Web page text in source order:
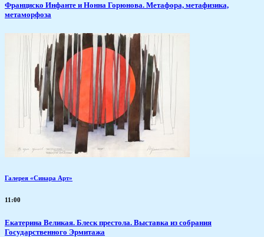
Франциско Инфанте и Нонна Горюнова. Метафора, метафизика,
метаморфоза
Галерея «Синара Арт»
11:00
Екатерина Великая. Блеск престола. Выставка из собрания
Государственного Эрмитажа